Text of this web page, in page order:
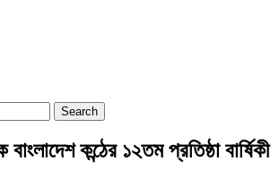
কন্ঠের ১২তম প্রতিষ্ঠা বার্ষিকী